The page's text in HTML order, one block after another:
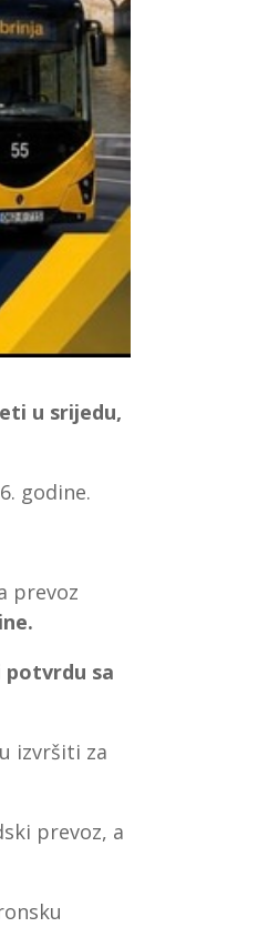
u srijedu,
godine.
prevoz
sa
izvršiti za
prevoz, a